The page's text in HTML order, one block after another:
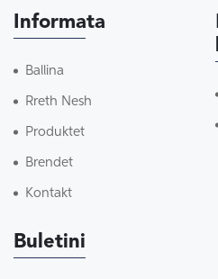
Informata
Ballina
Rreth Nesh
Produktet
Brendet
Kontakt
Buletini